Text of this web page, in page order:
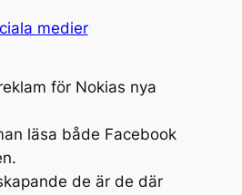
medier
för Nokias nya
läsa både Facebook
de är de där